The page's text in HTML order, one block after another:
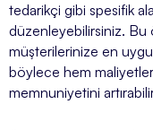
tedarikçi gibi spesifik
düzenleyebilirsiniz. Bu
müşterilerinize en
böylece hem
memnuniyetini